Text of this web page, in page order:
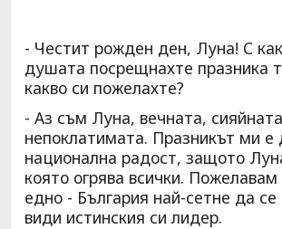
- Честит рожден ден, Луна! С
душата посрещнахте празника
какво си пожелахте?
- Аз съм Луна, вечната,
непоклатимата. Празникът ми е
национална радост, защото
която огрява всички.
едно - България най-сетне да
види истинския си лидер.